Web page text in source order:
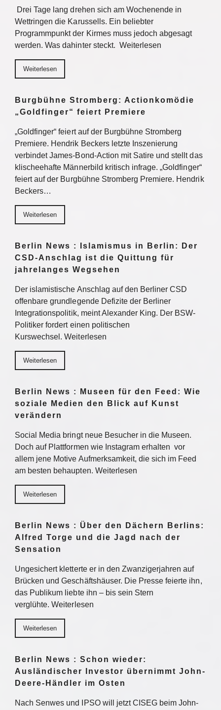
Drei Tage lang drehen sich am Wochenende in
Wettringen die Karussells. Ein beliebter
Programmpunkt der Kirmes muss jedoch abgesagt
werden. Was dahinter steckt. Weiterlesen
Weiterlesen
Burgbühne Stromberg: Actionkomödie
„Goldfinger“ feiert Premiere
„Goldfinger“ feiert auf der Burgbühne Stromberg
Premiere. Hendrik Beckers letzte Inszenierung
verbindet James-Bond-Action mit Satire und stellt das
klischeehafte Männerbild kritisch infrage. „Goldfinger“
feiert auf der Burgbühne Stromberg Premiere. Hendrik
Beckers…
Weiterlesen
Berlin News : Islamismus in Berlin: Der
CSD-Anschlag ist die Quittung für
jahrelanges Wegsehen
Der islamistische Anschlag auf den Berliner CSD
offenbare grundlegende Defizite der Berliner
Integrationspolitik, meint Alexander King. Der BSW-
Politiker fordert einen politischen
Kurswechsel. Weiterlesen
Weiterlesen
Berlin News : Museen für den Feed: Wie
soziale Medien den Blick auf Kunst
verändern
Social Media bringt neue Besucher in die Museen.
Doch auf Plattformen wie Instagram erhalten vor
allem jene Motive Aufmerksamkeit, die sich im Feed
am besten behaupten. Weiterlesen
Weiterlesen
Berlin News : Über den Dächern Berlins:
Alfred Torge und die Jagd nach der
Sensation
Ungesichert kletterte er in den Zwanzigerjahren auf
Brücken und Geschäftshäuser. Die Presse feierte ihn,
das Publikum liebte ihn – bis sein Stern
verglühte. Weiterlesen
Weiterlesen
Berlin News : Schon wieder:
Ausländischer Investor übernimmt John-
Deere-Händler im Osten
Nach Senwes und IPSO will jetzt CISEG beim John-